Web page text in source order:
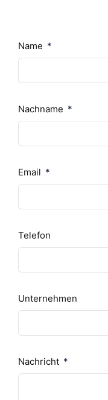
Name
Nachname
Email
Telefon
Unternehmen
Nachricht